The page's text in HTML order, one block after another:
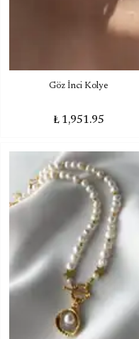
Göz İnci Kolye
₺ 1,951.95